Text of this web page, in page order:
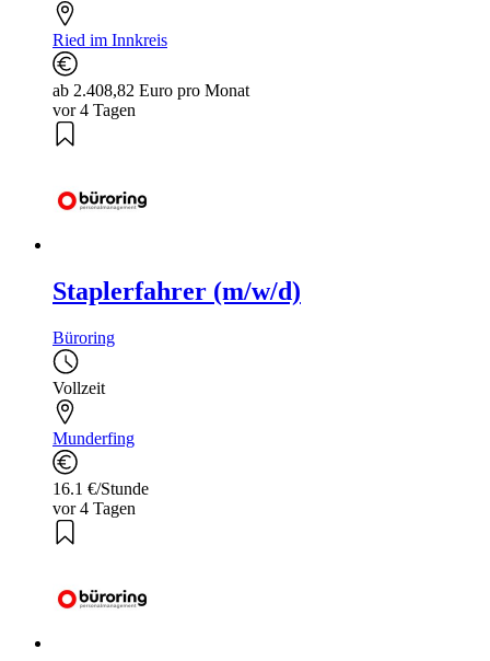
Ried im Innkreis
ab 2.408,82 Euro pro Monat
vor 4 Tagen
Staplerfahrer (m/w/d)
Büroring
Vollzeit
Munderfing
16.1 €/Stunde
vor 4 Tagen